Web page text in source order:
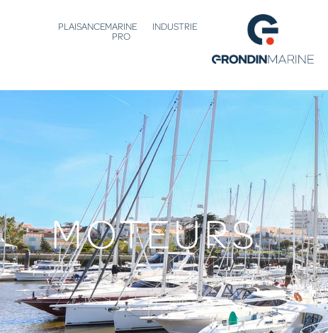
PLAISANCEMARINE
PRO
INDUSTRIE
MOTEURS